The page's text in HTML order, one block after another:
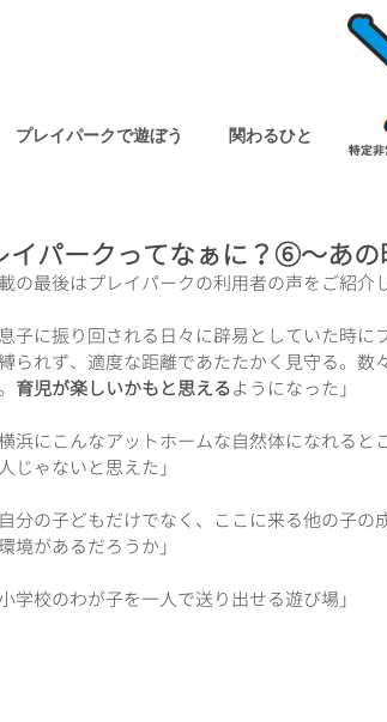
プレイパークで遊ぼう 関わるひと
イパークってなぁに？⑥～あ
の最後はプレイパークの利用者の声をご紹介
息子に振り回される日々に辟易としていた時
られず、適度な距離であたたかく見守る。
育児が楽しいかもと思えるようになった」
横浜にこんなアットホームな自然体になれる
じゃないと思えた」
自分の子どもだけでなく、ここに来る他の子
境があるだろうか」
小学校のわが子を一人で送り出せる遊び場」